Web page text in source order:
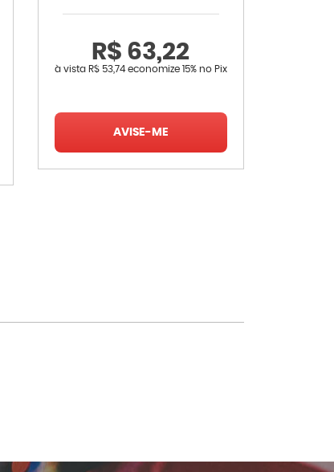
R$ 63,22
à vista R$ 53,74economize 15% no Pix
AVISE-ME